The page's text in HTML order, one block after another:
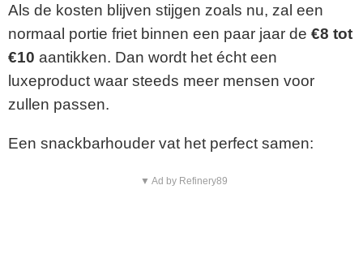
Als de kosten blijven stijgen zoals nu, zal een
normaal portie friet binnen een paar jaar de €8 tot
€10 aantikken. Dan wordt het écht een
luxeproduct waar steeds meer mensen voor
zullen passen.
Een snackbarhouder vat het perfect samen:
▼ Ad by Refinery89